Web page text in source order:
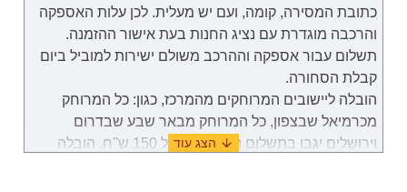
שירות הלקוחות: 052-9707650
שעות פעילות: בימים א-ה (לא כולל חג וערבי חג) בשעות
09:00 – 18:00.
כתובת המסירה, קומה, ועם יש מעלית. לכן עלות האספקה
והרכבה מוגדרת עם נציג החנות בעת אישור ההזמנה.
תשלום עבור אספקה וההרכב משולם ישירות למוביל ביום
קבלת הסחורה.
הובלה ליישובים המרוחקים מהמרכז, כגון: כל המרוחק
מכרמיאל שבצפון, כל המרוחק מבאר שבע שבדרום
וירושלים יגבו בתשלום נוסף בסך של 150 ש''ח. הובלה